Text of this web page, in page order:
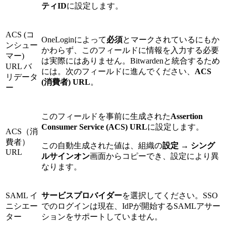
ティIDに設定します。
ACS (コ
ンシュー
マー)
URL バ
リデータ
ー
OneLoginによって必須とマークされているにもか
かわらず、このフィールドに情報を入力する必要
は実際にはありません。Bitwardenと統合するため
には。次のフィールドに進んでください、 ACS
(消費者) URL。
ACS（消
費者）
URL
このフィールドを事前に生成されたAssertion
Consumer Service (ACS) URLに設定します。
この自動生成された値は、組織の設定 → シング
ルサインオン画面からコピーでき、設定により異
なります。
SAML イ
ニシエー
ター
サービスプロバイダーを選択してください。SSO
でのログインは現在、IdPが開始するSAMLアサー
ションをサポートしていません。